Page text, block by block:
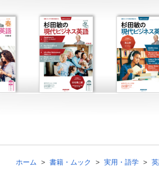
ホーム 書籍・ムック 実用・語学